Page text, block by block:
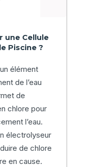
une Cellule
Piscine ?
élément
de l’eau
de
chlore pour
l’eau.
électrolyseur
de chlore
en cause.